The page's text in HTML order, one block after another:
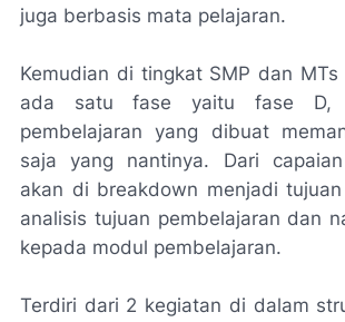
juga berbasis mata pelajaran.
Kemudian di tingkat SMP dan
ada satu fase yaitu fase D,
pembelajaran yang dibuat
saja yang nantinya. Dari
akan di breakdown menjadi
analisis tujuan pembelajaran dan
kepada modul pembelajaran.
Terdiri dari 2 kegiatan di dalam